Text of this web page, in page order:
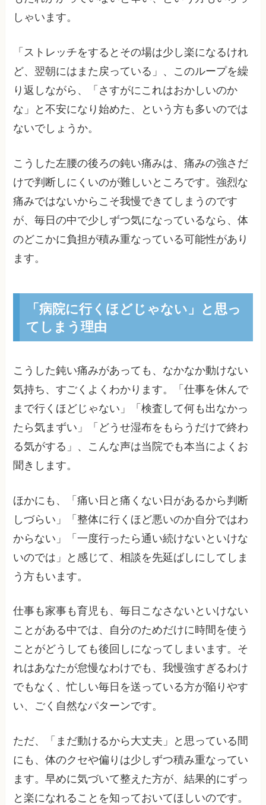
しゃいます。
「ストレッチをするとその場は少し楽になるけれ
ど、翌朝にはまた戻っている」、このループを繰
り返しながら、「さすがにこれはおかしいのか
な」と不安になり始めた、という方も多いのでは
ないでしょうか。
こうした左腰の後ろの鈍い痛みは、痛みの強さだ
けで判断しにくいのが難しいところです。強烈な
痛みではないからこそ我慢できてしまうのです
が、毎日の中で少しずつ気になっているなら、体
のどこかに負担が積み重なっている可能性があり
ます。
「病院に行くほどじゃない」と思っ
てしまう理由
こうした鈍い痛みがあっても、なかなか動けない
気持ち、すごくよくわかります。「仕事を休んで
まで行くほどじゃない」「検査して何も出なかっ
たら気まずい」「どうせ湿布をもらうだけで終わ
る気がする」、こんな声は当院でも本当によくお
聞きします。
ほかにも、「痛い日と痛くない日があるから判断
しづらい」「整体に行くほど悪いのか自分ではわ
からない」「一度行ったら通い続けないといけな
いのでは」と感じて、相談を先延ばしにしてしま
う方もいます。
仕事も家事も育児も、毎日こなさないといけない
ことがある中では、自分のためだけに時間を使う
ことがどうしても後回しになってしまいます。そ
れはあなたが怠慢なわけでも、我慢強すぎるわけ
でもなく、忙しい毎日を送っている方が陥りやす
い、ごく自然なパターンです。
ただ、「まだ動けるから大丈夫」と思っている間
にも、体のクセや偏りは少しずつ積み重なってい
ます。早めに気づいて整えた方が、結果的にずっ
と楽になれることを知っておいてほしいのです。